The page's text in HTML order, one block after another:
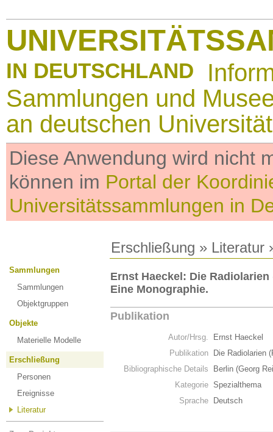
IN DEUTSCHLAND
Sammlungen und
an deutschen
Diese Anwendung wird nicht
können im Portal der
Universitätssammlungen in
Erschließung » Literatur
Sammlungen
Sammlungen
Objektgruppen
Objekte
Materielle Modelle
Erschließung
Personen
Ereignisse
Literatur
Ernst Haeckel: Die
Eine Monographie.
Publikation
Autor/Hrsg.
Ernst Haeckel
Publikation
Die Radiolarien
Bibliographische Details
Berlin (Georg
Kategorie Spezialthema
Sprache
Deutsch